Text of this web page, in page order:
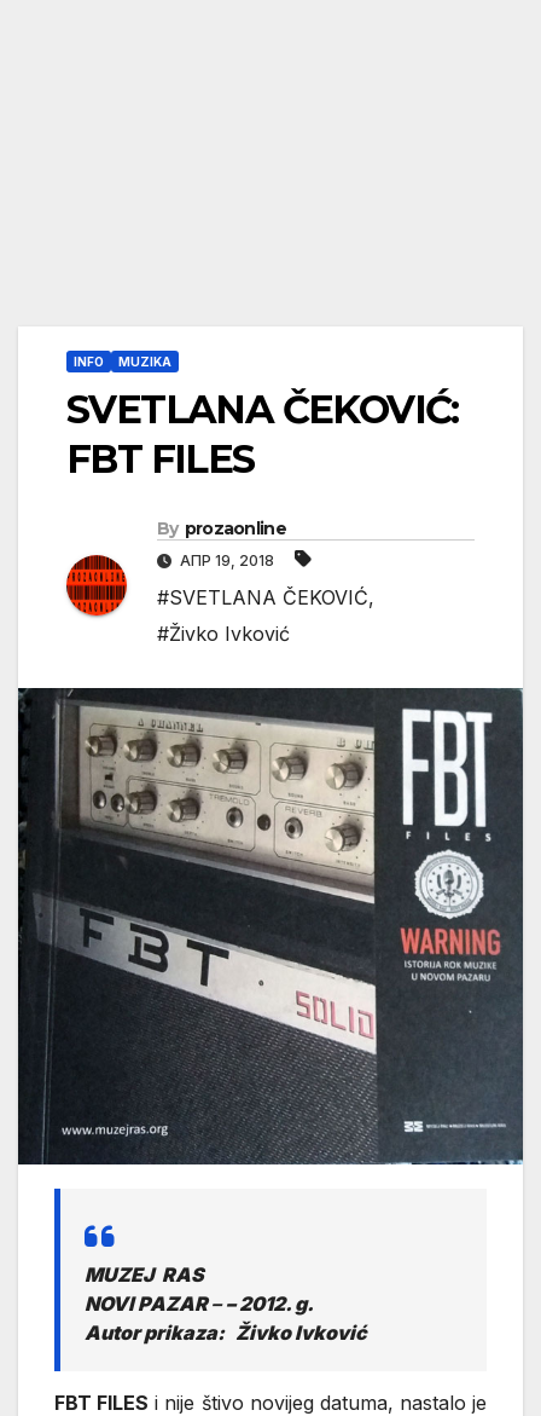
INFO MUZIKA
SVETLANA ČEKOVIĆ:
FBT FILES
By prozaonline
АПР 19, 2018
#SVETLANA ČEKOVIĆ,
#Živko Ivković
MUZEJ RAS
NOVI PAZAR–– 2012. g.
Autor prikaza: Živko Ivković
FBT FILES i nije štivo novijeg datuma, nastalo je